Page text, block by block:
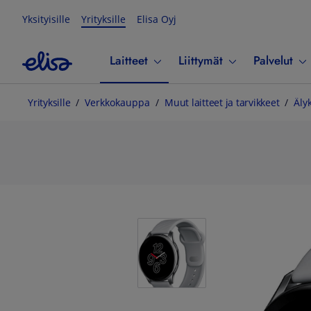
Yksityisille Yrityksille Elisa Oyj
Laitteet Liittymät Palvelut
Yrityksille Verkkokauppa Muut laitteet ja tarvikkeet